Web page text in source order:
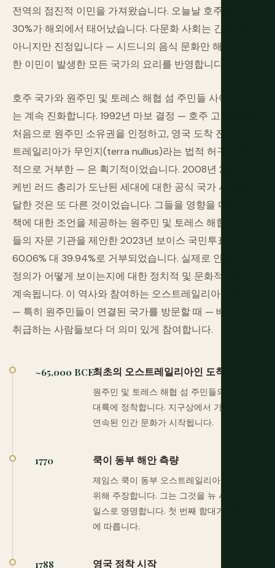
전역의 점진적 이민을 가져왔습니다. 오늘날 호주인의 약
30%가 해외에서 태어났습니다. 다문화 사회는 긴장 없이
아니지만 진정입니다 — 시드니의 음식 문화만 해도 상당
한 이민이 발생한 모든 국가의 요리를 반영합니다.
호주 국가와 원주민 및 토레스 해협 섬 주민들 사이의 관계
는 계속 진화합니다. 1992년 마보 결정 — 호주 고등법원이
처음으로 원주민 소유권을 인정하고, 영국 도착 전에 오스
트레일리아가 무인지(terra nullius)라는 법적 허구를 명시
적으로 거부한 — 은 획기적이었습니다. 2008년 2월 13일
케빈 러드 총리가 도난된 세대에 대한 공식 국가 사과를 전
달한 것은 또 다른 것이었습니다. 그들을 영향을 미치는 정
책에 대한 조언을 제공하는 원주민 및 토레스 해협 섬 주민
들의 자문 기관을 제안한 2023년 보이스 국민투표는
60.06% 대 39.94%로 거부되었습니다. 실제로 인정, 주권,
정의가 어떻게 보이는지에 대한 정치적 및 문화적 협상이
계속됩니다. 이 역사와 참여하는 오스트레일리아 방문자들
— 특히 원주민들이 연결된 국가를 방문할 때 — 배경으로
취급하는 사람들보다 더 의미 있게 참여합니다.
~65,000 BCE최초의 오스트레일리아인 도착
원주민 및 토레스 해협 섬 주민들의 조상들이
대륙에 정착합니다. 지구상에서 가장 오래된
연속된 인간 문화가 시작됩니다.
1770 쿡이 동부 해안 측량
제임스 쿡이 동부 오스트레일리아를 영국을
위해 주장합니다. 그는 그것을 뉴 사우스 웨
일스로 명명합니다. 첫 번째 함대가 1788년
에 따릅니다.
1788 영국 정착 시작